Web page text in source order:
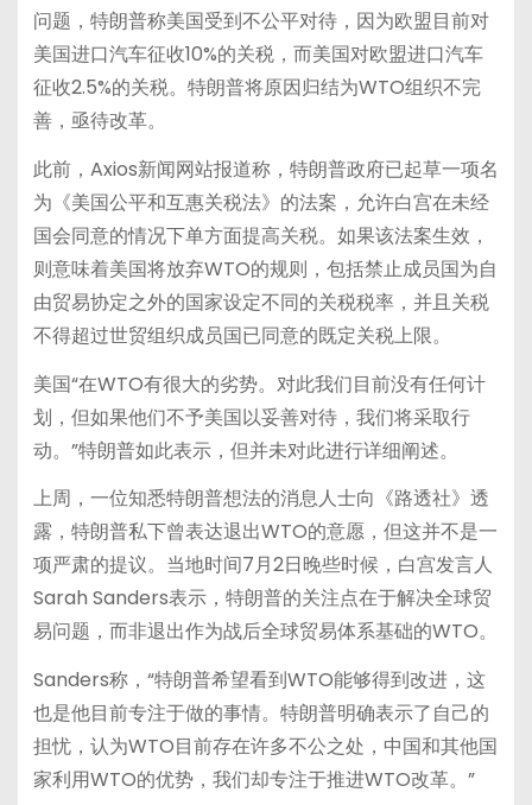
问题，特朗普称美国受到不公平对待，因为欧盟目前对
美国进口汽车征收10%的关税，而美国对欧盟进口汽车
征收2.5%的关税。特朗普将原因归结为WTO组织不完
善，亟待改革。
此前，Axios新闻网站报道称，特朗普政府已起草一项名
为《美国公平和互惠关税法》的法案，允许白宫在未经
国会同意的情况下单方面提高关税。如果该法案生效，
则意味着美国将放弃WTO的规则，包括禁止成员国为自
由贸易协定之外的国家设定不同的关税税率，并且关税
不得超过世贸组织成员国已同意的既定关税上限。
美国“在WTO有很大的劣势。对此我们目前没有任何计
划，但如果他们不予美国以妥善对待，我们将采取行
动。”特朗普如此表示，但并未对此进行详细阐述。
上周，一位知悉特朗普想法的消息人士向《路透社》透
露，特朗普私下曾表达退出WTO的意愿，但这并不是一
项严肃的提议。当地时间7月2日晚些时候，白宫发言人
Sarah Sanders表示，特朗普的关注点在于解决全球贸
易问题，而非退出作为战后全球贸易体系基础的WTO。
Sanders称，“特朗普希望看到WTO能够得到改进，这
也是他目前专注于做的事情。特朗普明确表示了自己的
担忧，认为WTO目前存在许多不公之处，中国和其他国
家利用WTO的优势，我们却专注于推进WTO改革。”